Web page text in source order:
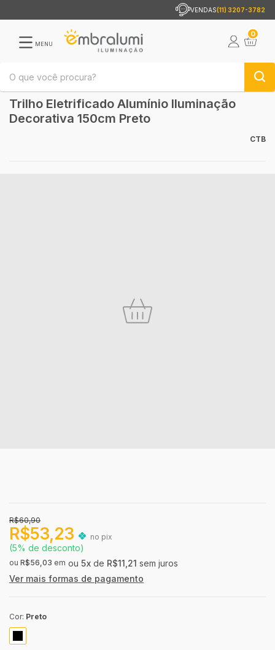
VENDAS(11) 3207-3782
MENU
0
Trilho Eletrificado Alumínio Iluminação
Decorativa 150cm Preto
CTB
R$60,90
R$53,23 no pix
(5% de desconto)
ou R$56,03 em 5x de R$11,21 sem juros
Ver mais formas de pagamento
Cor: Preto